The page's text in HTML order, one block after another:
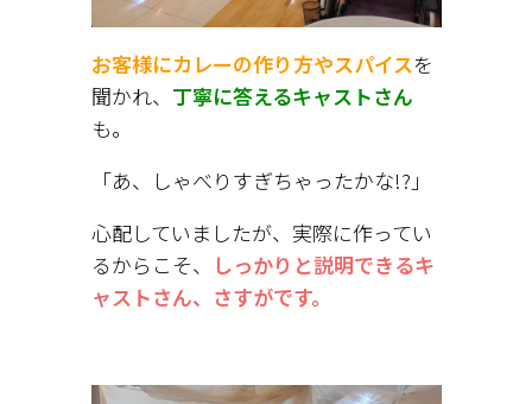
お客様にカレーの作り方やスパイスを
聞かれ、 丁寧に答えるキャストさん
も。
「あ、しゃべりすぎちゃったかな!?」
心配していましたが、実際に作ってい
るからこそ、
しっかりと説明できるキ
ャストさん、さすがです。